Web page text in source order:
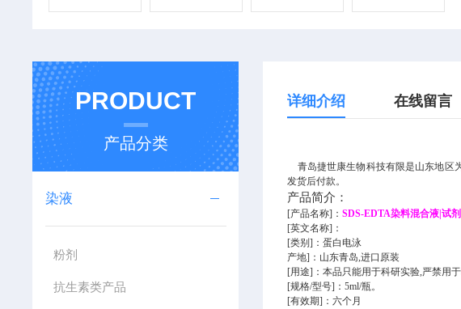
详细介绍 在线留言
青岛捷世康生物科技有限是山东地区
发货后付款。
产品简介：
[产品名称]：SDS-EDTA染料混合液|试
[英文名称] ：
[类别]：蛋白电泳
产地]： 山东青岛,进口原装
[用途]：本品只能用于科研实验,严禁用
[规格/型号]：5ml/瓶。
[有效期]：六个月
PRODUCT
产品分类
染液
粉剂
抗生素类产品